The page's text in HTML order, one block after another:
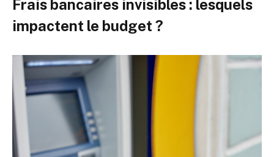
Frais bancaires invisibles : lesquels
impactent le budget ?